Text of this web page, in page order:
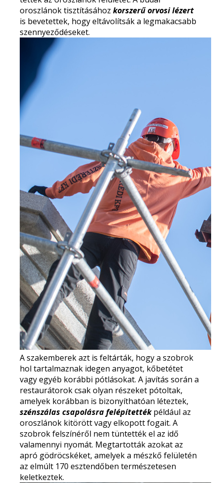
oroszlánoktisztításához korszerű orvosi lézert
is bevetettek, hogy eltávolítsák a legmakacsabb
szennyeződéseket.
A szakemberek azt is feltárták, hogy a szobrok
hol tartalmaznak idegen anyagot, kőbetétet
vagy egyéb korábbi pótlásokat. A javítás során a
restaurátorok csak olyan részeket pótoltak,
amelyek korábban is bizonyíthatóan léteztek,
szénszálas csapolásra felépítettékpéldául az
oroszlánok kitörött vagy elkopott fogait. A
szobrok felszínéről nem tüntették el az idő
valamennyi nyomát. Megtartották azokat az
apró gödröcskéket, amelyek a mészkő felületén
az elmúlt 170 esztendőben természetesen
keletkeztek.